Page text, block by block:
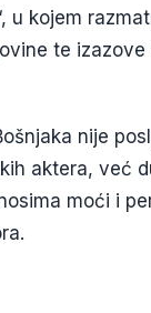
u kojem
te
nije
aktera, već
moći i